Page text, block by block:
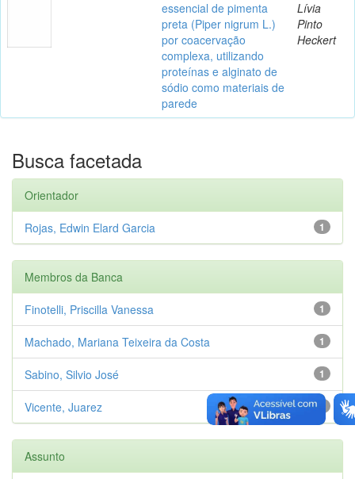
essencial de pimenta
preta (Piper nigrum L.)
por coacervação
complexa, utilizando
proteínas e alginato de
sódio como materiais de
parede
Lívia
Pinto
Heckert
Busca facetada
Orientador
1
Rojas, Edwin Elard Garcia
Membros da Banca
1
Finotelli, Priscilla Vanessa
1
Machado, Mariana Teixeira da Costa
1
Sabino, Silvio José
Vicente, Juarez
Assunto